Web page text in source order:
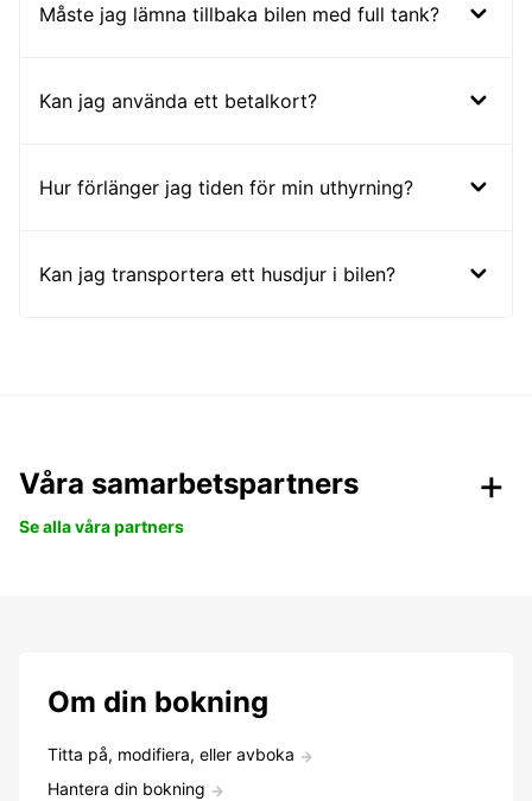
Måste jag lämna tillbaka bilen med full tank?
Kan jag använda ett betalkort?
Hur förlänger jag tiden för min uthyrning?
Kan jag transportera ett husdjur i bilen?
Våra samarbetspartners
Se alla våra partners
Om din bokning
Titta på, modifiera, eller avboka
Hantera din bokning